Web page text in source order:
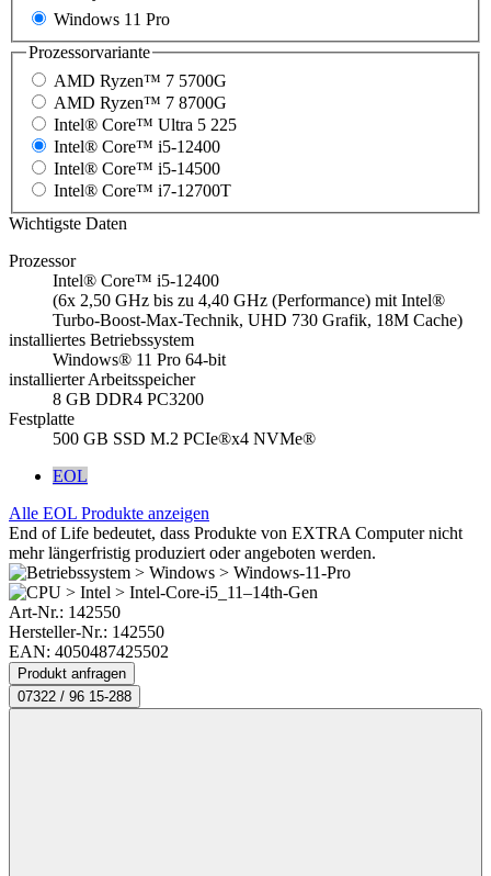
Windows 11 Pro
Prozessorvariante
AMD Ryzen™ 7 5700G
AMD Ryzen™ 7 8700G
Intel® Core™ Ultra 5 225
Intel® Core™ i5-12400
Intel® Core™ i5-14500
Intel® Core™ i7-12700T
Wichtigste Daten
Prozessor
Intel® Core™ i5-12400
(6x 2,50 GHz bis zu 4,40 GHz (Performance) mit Intel®
Turbo-Boost-Max-Technik, UHD 730 Grafik, 18M Cache)
installiertes Betriebssystem
Windows® 11 Pro 64-bit
installierter Arbeitsspeicher
8 GB DDR4 PC3200
Festplatte
500 GB SSD M.2 PCIe®x4 NVMe®
EOL
Alle EOL Produkte anzeigen
End of Life bedeutet, dass Produkte von EXTRA Computer nicht
mehr längerfristig produziert oder angeboten werden.
Art-Nr.: 142550
Hersteller-Nr.: 142550
EAN: 4050487425502
Produkt anfragen
07322 / 96 15-288